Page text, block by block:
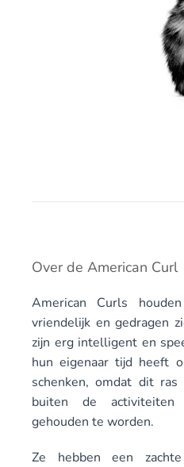
Over de American Curl
American Curls
vriendelijk en gedragen
zijn erg intelligent en
hun eigenaar tijd heeft
schenken, omdat dit
buiten de
gehouden te worden.
Ze hebben een